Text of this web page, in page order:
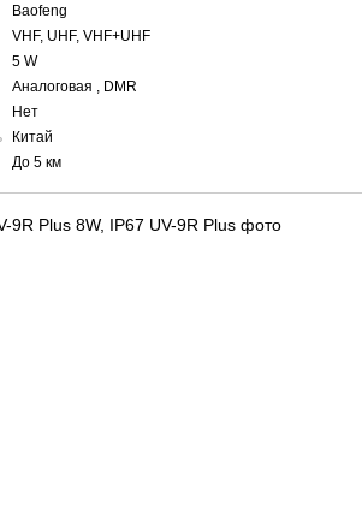
Baofeng
VHF, UHF, VHF+UHF
5 W
Аналоговая , DMR
Нет
Китай
До 5 км